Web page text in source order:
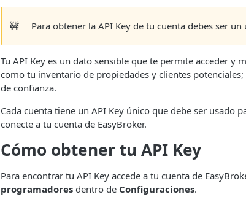
🚧 Para obtener la API Key de tu cuenta debes ser
Tu API Key es un dato sensible que te permite acceder
como tu inventario de propiedades y clientes
de confianza.
Cada cuenta tiene un API Key único que debe ser usado
conecte a tu cuenta de EasyBroker.
Cómo obtener tu API Key
Para encontrar tu API Key accede a tu cuenta de
programadores dentro de Configuraciones.